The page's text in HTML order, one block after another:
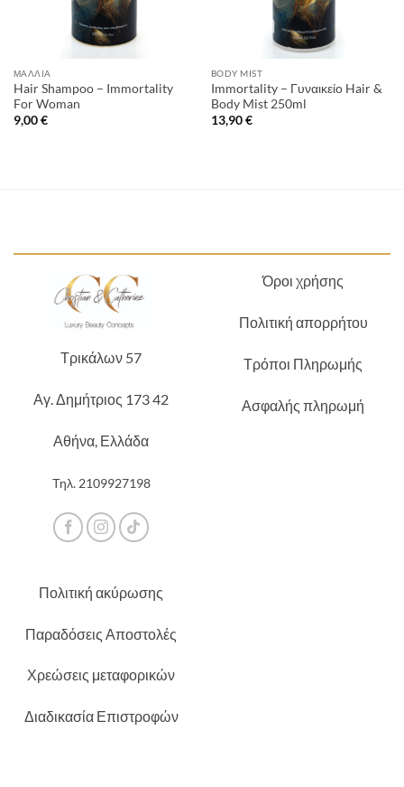
ΜΑΛΛΙΆ
Hair Shampoo – Immortality
For Woman
9,00€
BODY MIST
Immortality – Γυναικείο Hair &
Body Mist 250ml
13,90€
Τρικάλων 57
Αγ. Δημήτριος 173 42
Αθήνα, Ελλάδα
Τηλ. 2109927198
Όροι χρήσης
Πολιτική απορρήτου
Τρόποι Πληρωμής
Ασφαλής πληρωμή
Πολιτική ακύρωσης
Παραδόσεις Αποστολές
Χρεώσεις μεταφορικών
Διαδικασία Επιστροφών